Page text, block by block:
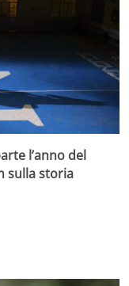
l’anno del
sulla storia